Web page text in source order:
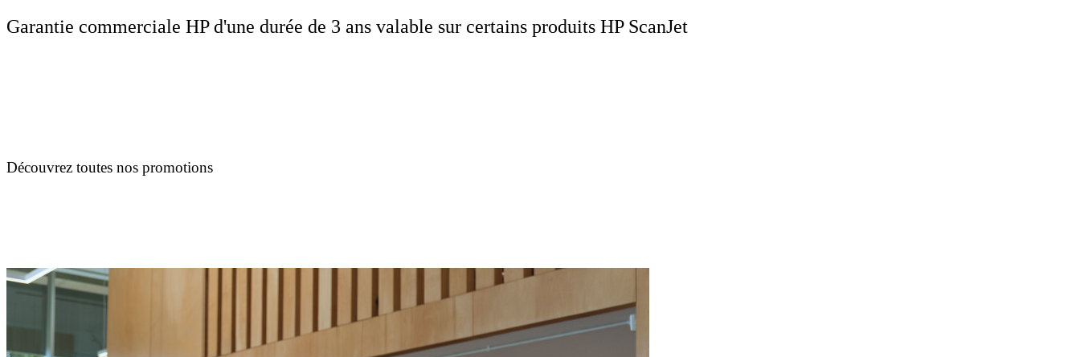
Garantie commerciale HP d'une durée de 3 ans valable sur certains produits HP ScanJet
Découvrez toutes nos promotions